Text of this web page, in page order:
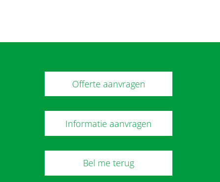
Offerte aanvragen
Informatie aanvragen
Bel me terug